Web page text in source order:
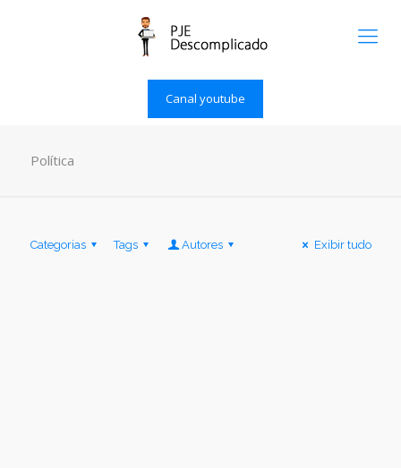
Canal youtube
Política
Categorias Tags Autores Exibir tudo